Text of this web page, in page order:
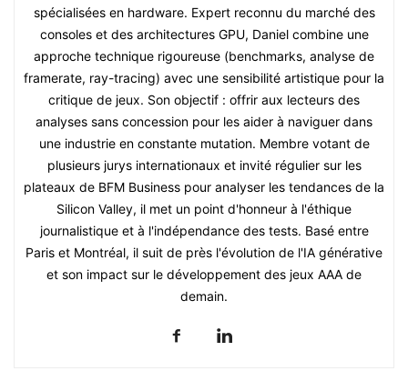
spécialisées en hardware. Expert reconnu du marché des
consoles et des architectures GPU, Daniel combine une
approche technique rigoureuse (benchmarks, analyse de
framerate, ray-tracing) avec une sensibilité artistique pour la
critique de jeux. Son objectif : offrir aux lecteurs des
analyses sans concession pour les aider à naviguer dans
une industrie en constante mutation. Membre votant de
plusieurs jurys internationaux et invité régulier sur les
plateaux de BFM Business pour analyser les tendances de la
Silicon Valley, il met un point d'honneur à l'éthique
journalistique et à l'indépendance des tests. Basé entre
Paris et Montréal, il suit de près l'évolution de l'IA générative
et son impact sur le développement des jeux AAA de
demain.